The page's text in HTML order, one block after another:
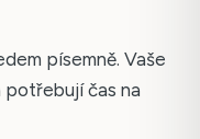
písemně. Vaše
potřebují čas na